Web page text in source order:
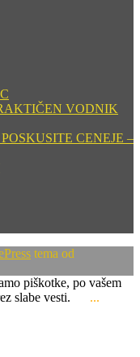
VODNIK
CENEJE –
tema od
piškotke, po vašem
slabe vesti.
...